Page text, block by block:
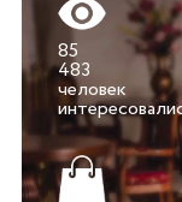
85
483
человек